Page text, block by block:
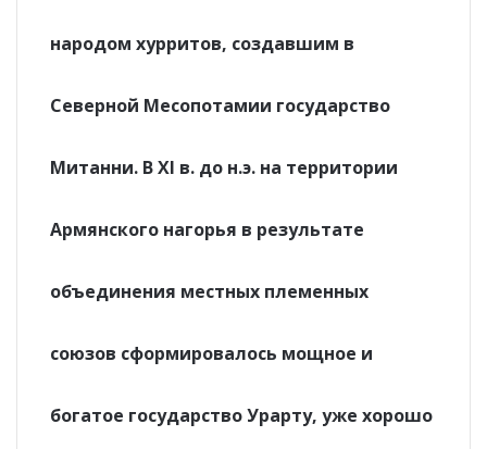
народом хурритов, создавшим в
Северной Месопотамии государство
Митанни. В XI в. до н.э. на территории
Армянского нагорья в результате
объединения местных племенных
союзов сформировалось мощное и
богатое государство Урарту, уже хорошо